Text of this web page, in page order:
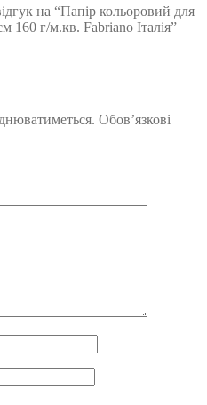
на “Папір кольоровий для
160 г/м.кв. Fabriano Італія”
Обов’язкові